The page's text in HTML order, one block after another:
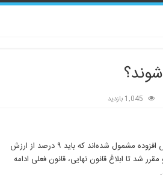
1,045 بازدید
طی ۱۱ سال اخیر در هفت مرحله برخی از فعالان اقتصادی برای اجرای قانون مالیات بر ارزش افزوده مشمول شده‌اند که باید ۹ درصد از ارزش
شد تا ابلاغ قانون نهایی، قانون فعلی ادامه